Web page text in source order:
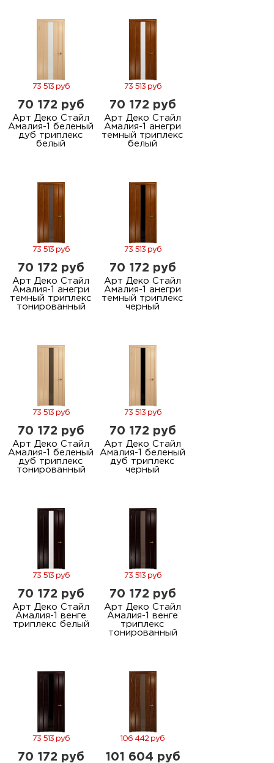
73 513 руб
70 172 руб
Арт Деко Стайл
Амалия-1 беленый
дуб триплекс
белый
73 513 руб
70 172 руб
Арт Деко Стайл
Амалия-1 анегри
темный триплекс
белый
73 513 руб
70 172 руб
Арт Деко Стайл
Амалия-1 анегри
темный триплекс
тонированный
73 513 руб
70 172 руб
Арт Деко Стайл
Амалия-1 анегри
темный триплекс
черный
73 513 руб
70 172 руб
Арт Деко Стайл
Амалия-1 беленый
дуб триплекс
тонированный
73 513 руб
70 172 руб
Арт Деко Стайл
Амалия-1 беленый
дуб триплекс
черный
73 513 руб
70 172 руб
Арт Деко Стайл
Амалия-1 венге
триплекс белый
73 513 руб
70 172 руб
Арт Деко Стайл
Амалия-1 венге
триплекс
тонированный
73 513 руб
70 172 руб
106 442 руб
101 604 руб